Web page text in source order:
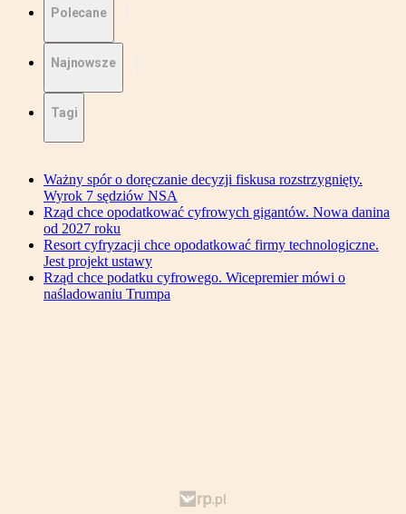
Polecane
Najnowsze
Tagi
Ważny spór o doręczanie decyzji fiskusa rozstrzygnięty.
Wyrok 7 sędziów NSA
Rząd chce opodatkować cyfrowych gigantów. Nowa danina
od 2027 roku
Resort cyfryzacji chce opodatkować firmy technologiczne.
Jest projekt ustawy
Rząd chce podatku cyfrowego. Wicepremier mówi o
naśladowaniu Trumpa